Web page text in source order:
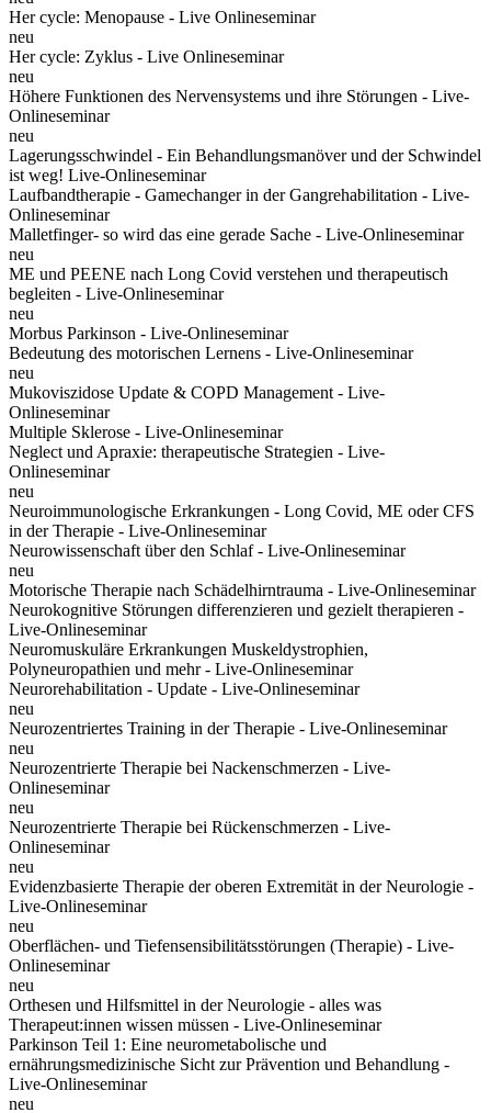
Her cycle: Menopause - Live Onlineseminar
neu
Her cycle: Zyklus - Live Onlineseminar
neu
Höhere Funktionen des Nervensystems und ihre Störungen - Live-
Onlineseminar
neu
Lagerungsschwindel - Ein Behandlungsmanöver und der Schwindel
ist weg! Live-Onlineseminar
Laufbandtherapie - Gamechanger in der Gangrehabilitation - Live-
Onlineseminar
Malletfinger- so wird das eine gerade Sache - Live-Onlineseminar
neu
ME und PEENE nach Long Covid verstehen und therapeutisch
begleiten - Live-Onlineseminar
neu
Morbus Parkinson - Live-Onlineseminar
Bedeutung des motorischen Lernens - Live-Onlineseminar
neu
Mukoviszidose Update & COPD Management - Live-
Onlineseminar
Multiple Sklerose - Live-Onlineseminar
Neglect und Apraxie: therapeutische Strategien - Live-
Onlineseminar
neu
Neuroimmunologische Erkrankungen - Long Covid, ME oder CFS
in der Therapie - Live-Onlineseminar
Neurowissenschaft über den Schlaf - Live-Onlineseminar
neu
Motorische Therapie nach Schädelhirntrauma - Live-Onlineseminar
Neurokognitive Störungen differenzieren und gezielt therapieren -
Live-Onlineseminar
Neuromuskuläre Erkrankungen Muskeldystrophien,
Polyneuropathien und mehr - Live-Onlineseminar
Neurorehabilitation - Update - Live-Onlineseminar
neu
Neurozentriertes Training in der Therapie - Live-Onlineseminar
neu
Neurozentrierte Therapie bei Nackenschmerzen - Live-
Onlineseminar
neu
Neurozentrierte Therapie bei Rückenschmerzen - Live-
Onlineseminar
neu
Evidenzbasierte Therapie der oberen Extremität in der Neurologie -
Live-Onlineseminar
neu
Oberflächen- und Tiefensensibilitätsstörungen (Therapie) - Live-
Onlineseminar
neu
Orthesen und Hilfsmittel in der Neurologie - alles was
Therapeut:innen wissen müssen - Live-Onlineseminar
Parkinson Teil 1: Eine neurometabolische und
ernährungsmedizinische Sicht zur Prävention und Behandlung -
Live-Onlineseminar
neu